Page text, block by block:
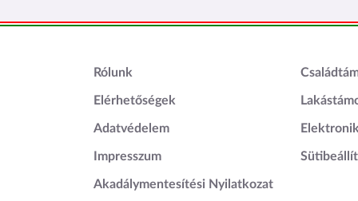
Lábléc1
Rólunk
Elérhetőségek
Adatvédelem
Impresszum
Akadálymentesítési Nyilatkozat